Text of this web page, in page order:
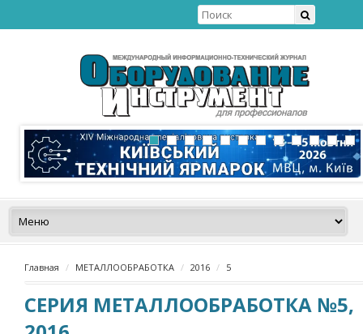
Главная МЕТАЛЛООБРАБОТКА 2016 5
СЕРИЯ МЕТАЛЛООБРАБОТКА №5,